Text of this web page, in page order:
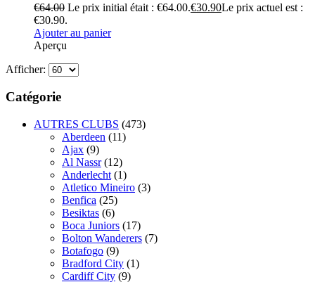
€64.00 Le prix initial était : €64.00.€30.90Le prix actuel est :
€30.90.
Ajouter au panier
Aperçu
Afficher:
Catégorie
AUTRES CLUBS (473)
Aberdeen (11)
Ajax (9)
Al Nassr (12)
Anderlecht (1)
Atletico Mineiro (3)
Benfica (25)
Besiktas (6)
Boca Juniors (17)
Bolton Wanderers (7)
Botafogo (9)
Bradford City (1)
Cardiff City (9)